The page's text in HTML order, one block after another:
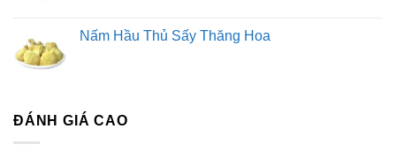
Nấm Hầu Thủ Sấy Thăng Hoa
ĐÁNH GIÁ CAO